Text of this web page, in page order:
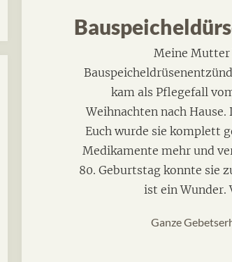
Meine Mutter
kam als Pflegefall
Weihnachten nach Hause.
Euch wurde sie komplett
Medikamente mehr und
80. Geburtstag konnte sie
ist ein Wunder.
Ganze